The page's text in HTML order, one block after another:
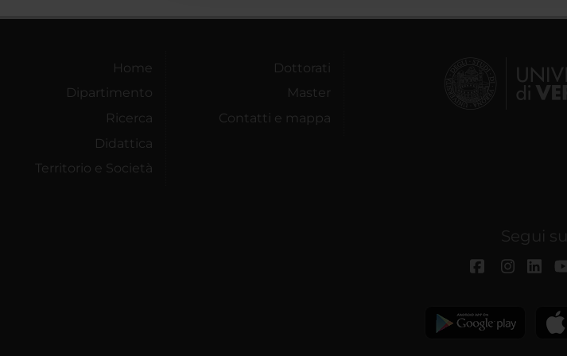
Home
Dipartimento
Ricerca
Didattica
Territorio e Società
Dottorati
Master
Contatti e mappa
Segui su